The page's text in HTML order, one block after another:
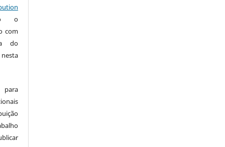
o
com
do